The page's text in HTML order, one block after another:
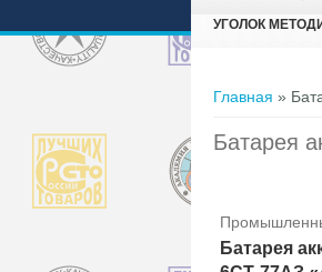
УГОЛОК
Вы здесь
Главная »
Батарея
Батарея